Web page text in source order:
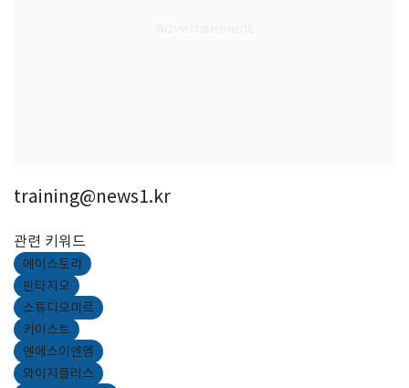
training@news1.kr
관련 키워드
에이스토리
판타지오
스튜디오미르
키이스트
엔에스이엔엠
와이지플러스